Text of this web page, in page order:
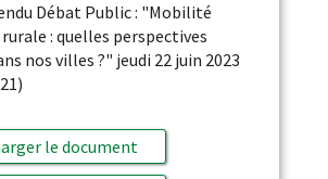
Débat Public : "Mobilité
: quelles perspectives
nos villes ?" jeudi 22 juin 2023
le document